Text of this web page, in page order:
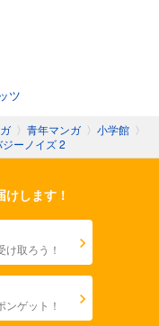
ツ
〉 青年マンガ 〉 小学館 〉
ジーノイズ 2
けします！
取ろう！
ゲット！